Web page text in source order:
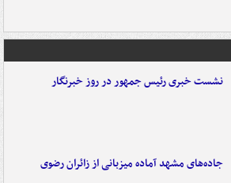
نشست خبری رئیس جمهور در روز خبرنگار
جاده‌های مشهد آماده میزبانی از زائران رضوی